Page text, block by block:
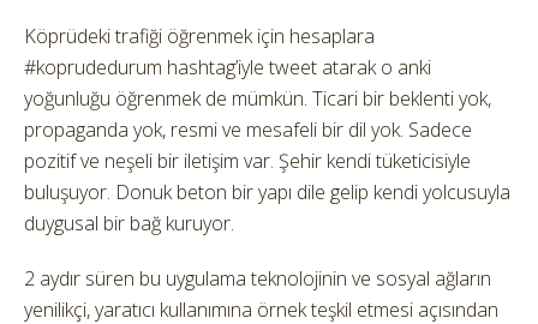
Köprüdeki trafiği öğrenmek için hesaplara
#koprudedurum hashtag’iyle tweet atarak o anki
yoğunluğu öğrenmek de mümkün. Ticari bir beklenti yok,
propaganda yok, resmi ve mesafeli bir dil yok. Sadece
pozitif ve neşeli bir iletişim var. Şehir kendi tüketicisiyle
buluşuyor. Donuk beton bir yapı dile gelip kendi yolcusuyla
duygusal bir bağ kuruyor.
2 aydır süren bu uygulama teknolojinin ve sosyal ağların
yenilikçi, yaratıcı kullanımına örnek teşkil etmesi açısından